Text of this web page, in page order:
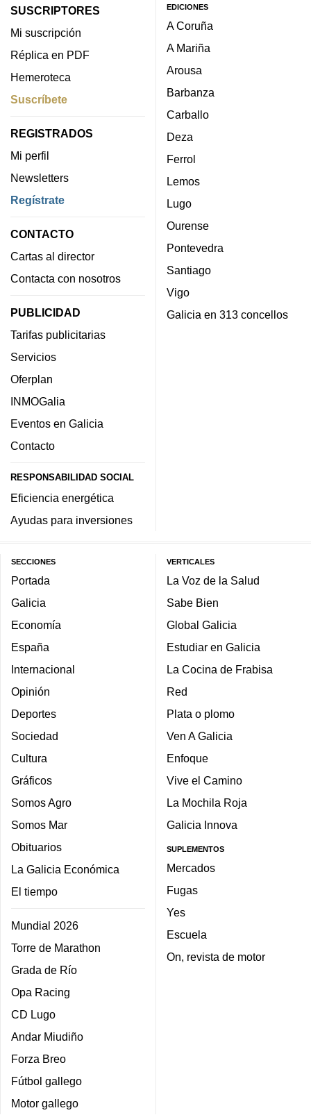
SUSCRIPTORES
Mi suscripción
Réplica en PDF
Hemeroteca
Suscríbete
REGISTRADOS
Mi perfil
Newsletters
Regístrate
CONTACTO
Cartas al director
Contacta con nosotros
PUBLICIDAD
Tarifas publicitarias
Servicios
Oferplan
INMOGalia
Eventos en Galicia
Contacto
RESPONSABILIDAD SOCIAL
Eficiencia energética
Ayudas para inversiones
EDICIONES
A Coruña
A Mariña
Arousa
Barbanza
Carballo
Deza
Ferrol
Lemos
Lugo
Ourense
Pontevedra
Santiago
Vigo
Galicia en 313 concellos
SECCIONES
Portada
Galicia
Economía
España
Internacional
Opinión
Deportes
Sociedad
Cultura
Gráficos
Somos Agro
Somos Mar
Obituarios
La Galicia Económica
El tiempo
Mundial 2026
Torre de Marathon
Grada de Río
Opa Racing
CD Lugo
Andar Miudiño
Forza Breo
Fútbol gallego
Motor gallego
VERTICALES
La Voz de la Salud
Sabe Bien
Global Galicia
Estudiar en Galicia
La Cocina de Frabisa
Red
Plata o plomo
Ven A Galicia
Enfoque
Vive el Camino
La Mochila Roja
Galicia Innova
SUPLEMENTOS
Mercados
Fugas
Yes
Escuela
On, revista de motor